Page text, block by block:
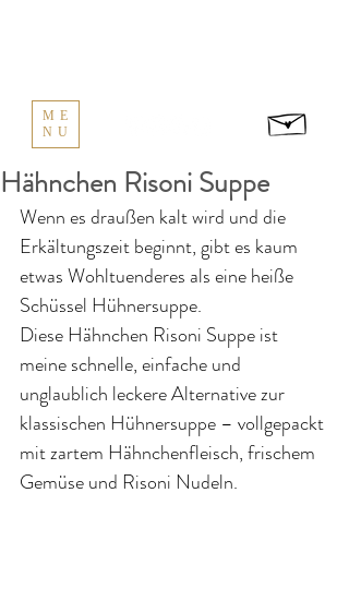
ME
NU
Hähnchen Risoni Suppe
Wenn es draußen kalt wird und die
Erkältungszeit beginnt, gibt es kaum
etwas Wohltuenderes als eine heiße
Schüssel Hühnersuppe.
Diese Hähnchen Risoni Suppe ist
meine schnelle, einfache und
unglaublich leckere Alternative zur
klassischen Hühnersuppe – vollgepackt
mit zartem Hähnchenfleisch, frischem
Gemüse und Risoni Nudeln.